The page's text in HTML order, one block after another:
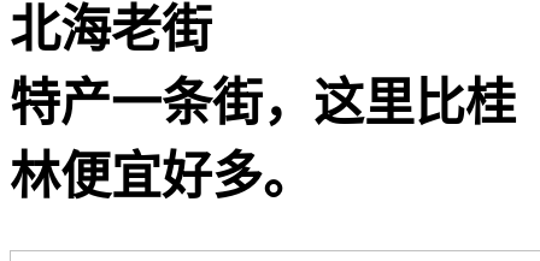
️北海老街
特产一条街，这里比桂
林便宜好多。